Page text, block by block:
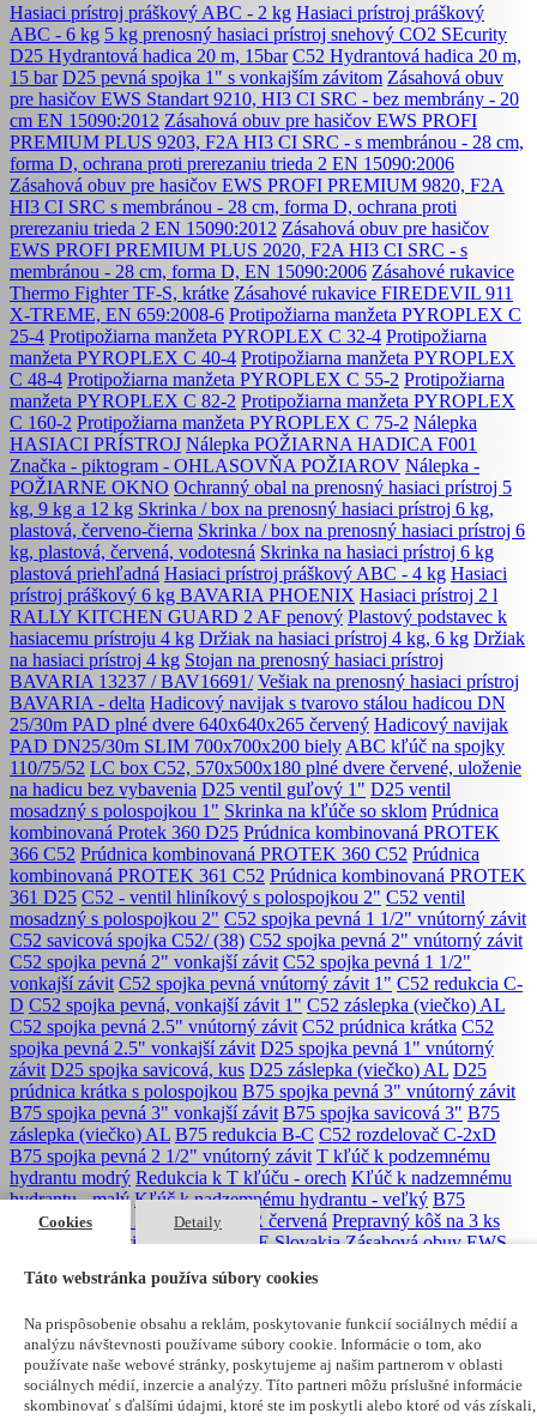
Cookies Detaily
Táto webstránka používa súbory cookies
Na prispôsobenie obsahu a reklám, poskytovanie funkcií sociálnych médií a
analýzu návštevnosti používame súbory cookie. Informácie o tom, ako
používate naše webové stránky, poskytujeme aj našim partnerom v oblasti
sociálnych médií, inzercie a analýzy. Títo partneri môžu príslušné informácie
skombinovať s ďalšími údajmi, ktoré ste im poskytli alebo ktoré od vás získali,
Hasiaci prístroj práškový ABC - 2 kg Hasiaci prístroj práškový
ABC - 6 kg 5 kg prenosný hasiaci prístroj snehový CO2 SEcurity
D25 Hydrantová hadica 20 m, 15bar C52 Hydrantová hadica 20 m,
15 bar D25 pevná spojka 1" s vonkajším závitom Zásahová obuv
pre hasičov EWS Standart 9210, HI3 CI SRC - bez membrány - 20
cm EN 15090:2012 Zásahová obuv pre hasičov EWS PROFI
PREMIUM PLUS 9203, F2A HI3 CI SRC - s membránou - 28 cm,
forma D, ochrana proti prerezaniu trieda 2 EN 15090:2006
Zásahová obuv pre hasičov EWS PROFI PREMIUM 9820, F2A
HI3 CI SRC s membránou - 28 cm, forma D, ochrana proti
prerezaniu trieda 2 EN 15090:2012 Zásahová obuv pre hasičov
EWS PROFI PREMIUM PLUS 2020, F2A HI3 CI SRC - s
membránou - 28 cm, forma D, EN 15090:2006 Zásahové rukavice
Thermo Fighter TF-S, krátke Zásahové rukavice FIREDEVIL 911
X-TREME, EN 659:2008-6 Protipožiarna manžeta PYROPLEX C
25-4 Protipožiarna manžeta PYROPLEX C 32-4 Protipožiarna
manžeta PYROPLEX C 40-4 Protipožiarna manžeta PYROPLEX
C 48-4 Protipožiarna manžeta PYROPLEX C 55-2 Protipožiarna
manžeta PYROPLEX C 82-2 Protipožiarna manžeta PYROPLEX
C 160-2 Protipožiarna manžeta PYROPLEX C 75-2 Nálepka
HASIACI PRÍSTROJ Nálepka POŽIARNA HADICA F001
Značka - piktogram - OHLASOVŇA POŽIAROV Nálepka -
POŽIARNE OKNO Ochranný obal na prenosný hasiaci prístroj 5
kg, 9 kg a 12 kg Skrinka / box na prenosný hasiaci prístroj 6 kg,
plastová, červeno-čierna Skrinka / box na prenosný hasiaci prístroj 6
kg, plastová, červená, vodotesná Skrinka na hasiaci prístroj 6 kg
plastová priehľadná Hasiaci prístroj práškový ABC - 4 kg Hasiaci
prístroj práškový 6 kg BAVARIA PHOENIX Hasiaci prístroj 2 l
RALLY KITCHEN GUARD 2 AF penový Plastový podstavec k
hasiacemu prístroju 4 kg Držiak na hasiaci prístroj 4 kg, 6 kg Držiak
na hasiaci prístroj 4 kg Stojan na prenosný hasiaci prístroj
BAVARIA 13237 / BAV16691/ Vešiak na prenosný hasiaci prístroj
BAVARIA - delta Hadicový navijak s tvarovo stálou hadicou DN
25/30m PAD plné dvere 640x640x265 červený Hadicový navijak
PAD DN25/30m SLIM 700x700x200 biely ABC kľúč na spojky
110/75/52 LC box C52, 570x500x180 plné dvere červené, uloženie
na hadicu bez vybavenia D25 ventil guľový 1" D25 ventil
mosadzný s polospojkou 1" Skrinka na kľúče so sklom Prúdnica
kombinovaná Protek 360 D25 Prúdnica kombinovaná PROTEK
366 C52 Prúdnica kombinovaná PROTEK 360 C52 Prúdnica
kombinovaná PROTEK 361 C52 Prúdnica kombinovaná PROTEK
361 D25 C52 - ventil hliníkový s polospojkou 2" C52 ventil
mosadzný s polospojkou 2" C52 spojka pevná 1 1/2" vnútorný závit
C52 savicová spojka C52/ (38) C52 spojka pevná 2" vnútorný závit
C52 spojka pevná 2" vonkajší závit C52 spojka pevná 1 1/2"
vonkajší závit C52 spojka pevná vnútorný závit 1" C52 redukcia C-
D C52 spojka pevná, vonkajší závit 1" C52 záslepka (viečko) AL
C52 spojka pevná 2.5" vnútorný závit C52 prúdnica krátka C52
spojka pevná 2.5" vonkajší závit D25 spojka pevná 1" vnútorný
závit D25 spojka savicová, kus D25 záslepka (viečko) AL D25
prúdnica krátka s polospojkou B75 spojka pevná 3" vnútorný závit
B75 spojka pevná 3" vonkajší závit B75 spojka savicová 3" B75
záslepka (viečko) AL B75 redukcia B-C C52 rozdelovač C-2xD
B75 spojka pevná 2 1/2" vnútorný závit T kľúč k podzemnému
hydrantu modrý Redukcia k T kľúču - orech Kľúč k nadzemnému
hydrantu - malý Kľúč k nadzemnému hydrantu - veľký B75
Požiarna hadica 20m POLYDUR červená Prepravný kôš na 3 ks
Protipožiarna deka SE Slovakia Zásahová obuv EWS
na hasiaci prístroj 4 kg / 6 kg B75 Zásahová hadica 20m SWISS,
20x20 Nálepka SUCHOVOD Požiarna kniha Montáž hasiacich
prístrojov Vyradenie hasiaceho prístroja Tlaková skúška hasiaceho
prístroja Kontrola hadicového navijaku Kontrola podzemného
hydrantu Kontrola nadzemného hydrantu Bunda BE-MOTION
SOFTSHELL XL Plastový podstavec k hasiacemu prístroju 6 kg